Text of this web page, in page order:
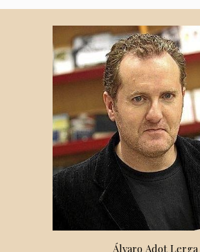
Álvaro Adot Lerga